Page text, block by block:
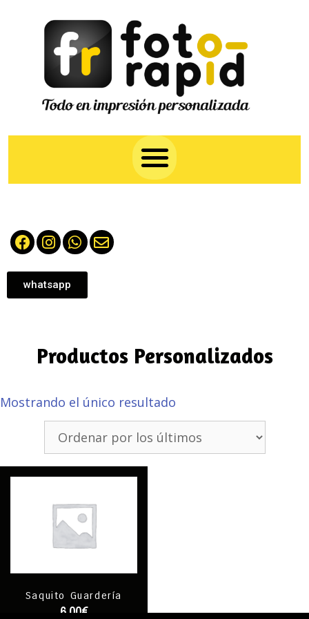
whatsapp
Productos Personalizados
Mostrando el único resultado
Saquito Guardería
6,00€